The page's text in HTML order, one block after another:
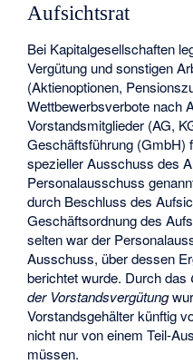
Aufsichtsrat
Bei Kapitalgesellschaften
Vergütung und sonstigen
(Aktienoptionen,
Wettbewerbsverbote nach
Vorstandsmitglieder (AG,
Geschäftsführung (GmbH)
spezieller Ausschuss des
Personalausschuss
durch Beschluss des
Geschäftsordnung des
selten war der
Ausschuss, über dessen
berichtet wurde. Durch das
der Vorstandsvergütung
Vorstandsgehälter künftig
nicht nur von einem Teil-
müssen.